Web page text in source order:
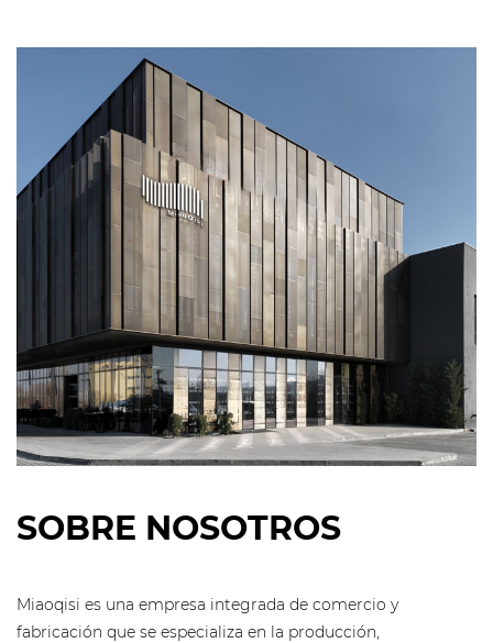
SOBRE NOSOTROS
Miaoqisi es una empresa integrada de comercio y
fabricación que se especializa en la producción,